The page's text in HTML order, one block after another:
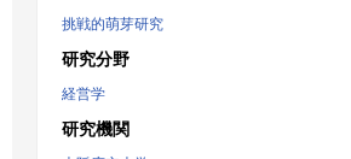
挑戦的萌芽研究
研究分野
経営学
研究機関